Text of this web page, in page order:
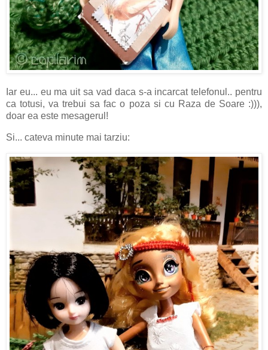
Iar eu... eu ma uit sa vad daca s-a incarcat telefonul.. pentru
ca totusi, va trebui sa fac o poza si cu Raza de Soare :))),
doar ea este mesagerul!
Si... cateva minute mai tarziu: